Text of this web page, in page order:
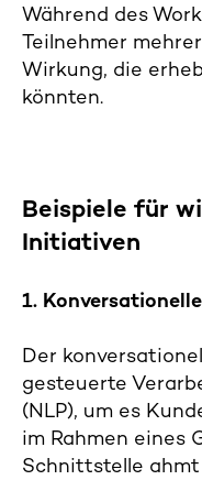
Während des
Teilnehmer
Wirkung, die
könnten.
Beispiele für
Initiativen
1.
Der
gesteuerte
(NLP), um es
im Rahmen eines
Schnittstelle